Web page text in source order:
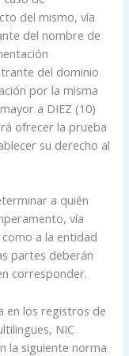
del mismo, vía
del nombre de
del dominio
por la misma
a DIEZ (10)
ofrecer la prueba
su derecho al
a quién
vía
a la entidad
partes deberán
corresponder.
en los registros de
NIC
la siguiente norma